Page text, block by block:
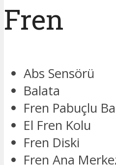
Fren
Abs Sensörü
Balata
Fren Pabuçlu
El Fren Kolu
Fren Diski
Fren Ana